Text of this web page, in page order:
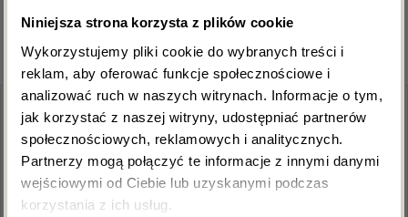
Niniejsza strona korzysta z plików cookie
Wykorzystujemy pliki cookie do wybranych treści i
reklam, aby oferować funkcje społecznościowe i
analizować ruch w naszych witrynach. Informacje o tym,
jak korzystać z naszej witryny, udostępniać partnerów
społecznościowych, reklamowych i analitycznych.
Partnerzy mogą połączyć te informacje z innymi danymi
wejściowymi od Ciebie lub uzyskanymi podczas
korzystania z ich usług.
Zapisz się do newslettera i zgarnij
rabat na pierwsze zakupy!
Akceptuję regulamin i wyrażam zgodę na
przetwarzanie powyższych danych osobowych